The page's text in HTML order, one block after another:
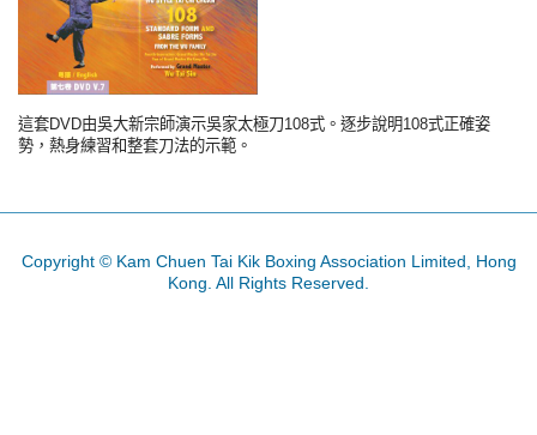
這套DVD由吳大新宗師演示吳家太極刀108式。逐步說明108式正確姿
勢，熱身練習和整套刀法的示範。
Copyright © Kam Chuen Tai Kik Boxing Association Limited, Hong
Kong. All Rights Reserved.